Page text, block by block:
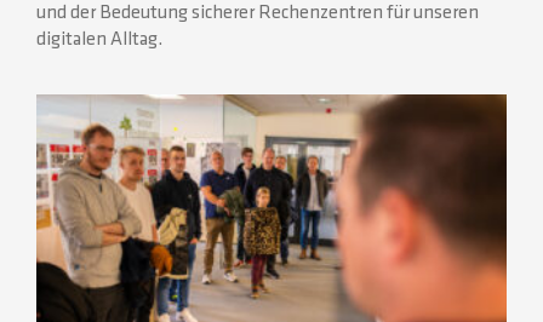
und der Bedeutung sicherer Rechenzentren für unseren
digitalen Alltag.